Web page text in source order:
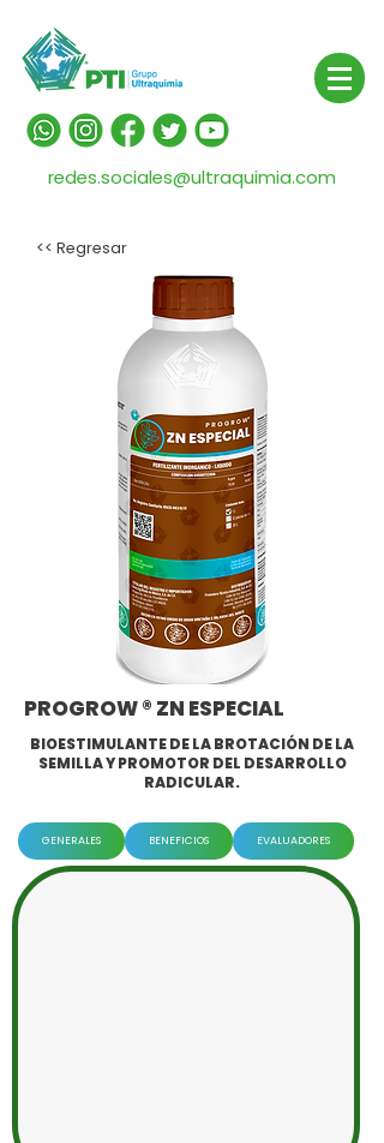
redes.sociales@ultraquimia.com
<< Regresar
PROGROW ® ZN ESPECIAL
BIOESTIMULANTE DE LA BROTACIÓN DE LA
SEMILLA Y PROMOTOR DEL DESARROLLO
RADICULAR.
GENERALES BENEFICIOS EVALUADORES